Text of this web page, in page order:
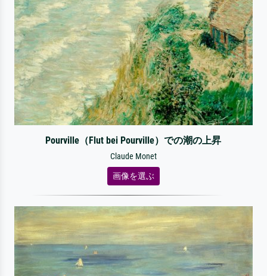
Pourville（Flut bei Pourville）での潮の上昇
Claude Monet
画像を選ぶ